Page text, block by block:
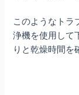
このようなトラ
浄機を使用して
りと乾燥時間を